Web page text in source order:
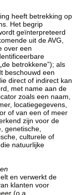
heeft betrekking op
Het begrip
geïnterpreteerd
uit de AVG,
over een
betrokkene”); als
beschouwd een
direct of indirect kan
met name aan de
zoals een naam,
locatiegegevens,
of van een of meer
zijn voor de
genetische,
culturele of
natuurlijke
en verwerkt de
klanten voor
(o.a.